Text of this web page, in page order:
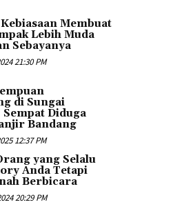
Membuat
Lebih Muda
Sebayanya
21:30 PM
di Sungai
Diduga
Bandang
12:37 PM
yang Selalu
Anda Tetapi
Berbicara
20:29 PM